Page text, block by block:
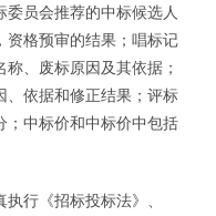
员会推荐的中标候选人
资格预审的结果；唱标记
、废标原因及其依据；
、依据和修正结果；评标
；中标价和中标价中包括
行《招标投标法》、